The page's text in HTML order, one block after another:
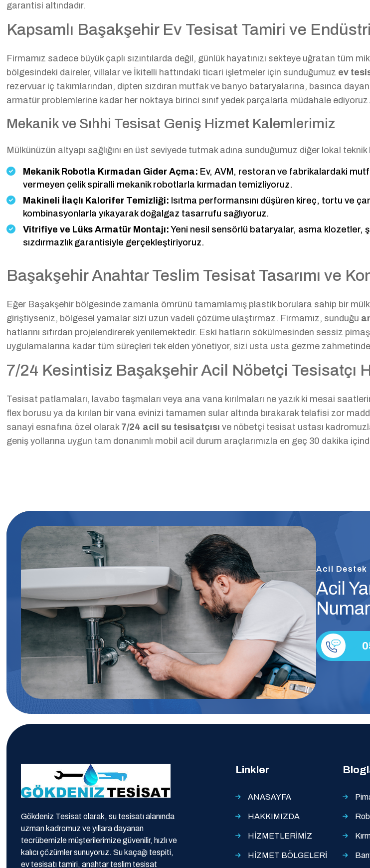
garantisi altındadır.
Kapsamlı Başakşehir Ev Tesisat Tamiri ve
Firmamız sadece büyük çaplı sızıntılarda değil, günlük hayatınızı sekteye uğratan tüm
bölgesindeki daireler, villalar ve İkitelli hattındaki ticari işletmeler için sunduğumuz ev
rezervuar iç takımlarından, dipten sızdıran mutfak ve banyo bataryalarına, basınca
armatür problemlerine kadar her noktaya birinci sınıf yedek parçalarla müdahale ediyoruz.
Mekanik ve Sıhhi Tesisat Geniş Hizmet Kalemlerimiz
Mülkünüzün altyapı sağlığını en üst seviyede tutmak adına sunduğumuz diğer lokal
Mekanik Robotla Kırmadan Gider Açma: Ev, AVM, restoran ve fabrikalardaki
vermeyen çelik spiralli mekanik robotlarla kırmadan temizliyoruz.
Makineli İlaçlı Kalorifer Temizliği: Isıtma performansını düşüren kireç, tortu ve
kombinasyonlarla yıkayarak doğalgaz tasarrufu sağlıyoruz.
Vitrifiye ve Lüks Armatür Montajı: Yeni nesil sensörlü bataryalar, asma klozetler,
sızdırmazlık garantisiyle gerçekleştiriyoruz.
Başakşehir Anahtar Teslim Tesisat Tasarımı ve
Eğer Başakşehir bölgesinde zamanla ömrünü tamamlamış plastik borulara sahip bir
giriştiyseniz, bölgesel yamalar sizi uzun vadeli çözüme ulaştırmaz. Firmamız, sunduğu
hatlarını sıfırdan projelendirerek yenilemektedir. Eski hatların sökülmesinden sessiz
uygulamalarına kadar tüm süreçleri tek elden yönetiyor, sizi usta usta gezme
7/24 Kesintisiz Başakşehir Acil Nöbetçi Tesisatçı
Tesisat patlamaları, lavabo taşmaları veya ana vana kırılmaları ne yazık ki mesai
flex borusu ya da kırılan bir vana evinizi tamamen sular altında bırakarak telafisi zor
sanayi esnafına özel olarak 7/24 acil su tesisatçısı ve nöbetçi tesisat ustası
geniş yollarına uygun tam donanımlı mobil acil durum araçlarımızla en geç 30 dakika
Acil Destek
Acil
Gökdeniz Tesisat olarak, su tesisatı alanında
uzman kadromuz ve yıllara dayanan
tecrübemizle müşterilerimize güvenilir, hızlı ve
kalıcı çözümler sunuyoruz. Su kaçağı tespiti,
ev tesisatı tamiri, anahtar teslim tesisat
Linkler
ANASAYFA
HAKKIMIZDA
HİZMETLERİMİZ
HİZMET BÖLGELERİ